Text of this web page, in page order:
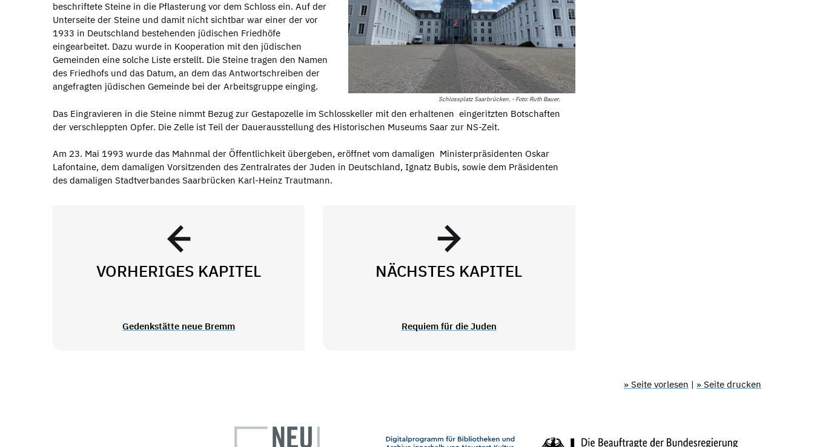
Schlossplatz Saarbrücken. - Foto: Ruth Bauer.
beschriftete Steine in die Pflasterung vor dem Schloss ein. Auf der
Unterseite der Steine und damit nicht sichtbar war einer der vor
1933 in Deutschland bestehenden jüdischen Friedhöfe
eingearbeitet. Dazu wurde in Kooperation mit den jüdischen
Gemeinden eine solche Liste erstellt. Die Steine tragen den Namen
des Friedhofs und das Datum, an dem das Antwortschreiben der
angefragten jüdischen Gemeinde bei der Arbeitsgruppe einging.
Das Eingravieren in die Steine nimmt Bezug zur Gestapozelle im Schlosskeller mit den erhaltenen eingeritzten Botschaften
der verschleppten Opfer. Die Zelle ist Teil der Dauerausstellung des Historischen Museums Saar zur NS-Zeit.
Am 23. Mai 1993 wurde das Mahnmal der Öffentlichkeit übergeben, eröffnet vom damaligen Ministerpräsidenten Oskar
Lafontaine, dem damaligen Vorsitzenden des Zentralrates der Juden in Deutschland, Ignatz Bubis, sowie dem Präsidenten
des damaligen Stadtverbandes Saarbrücken Karl-Heinz Trautmann.
VORHERIGES KAPITEL
Gedenkstätte neue Bremm
NÄCHSTES KAPITEL
Requiem für die Juden
» Seite vorlesen | » Seite drucken